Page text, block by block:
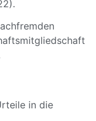
in die